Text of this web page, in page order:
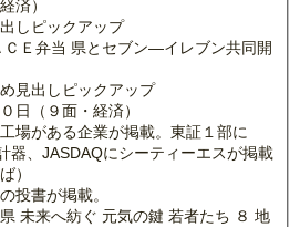
済）
しピックアップ
ＣＥ弁当 県とセブン―イレブン共同開
見出しピックアップ
日（９面・経済）
場がある企業が掲載。東証１部に
器、JASDAQにシーティーエスが掲載
）
投書が掲載。
未来へ紡ぐ 元気の鍵 若者たち ８ 地